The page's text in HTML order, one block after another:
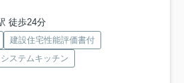
徒歩24分
建設住宅性能評価書付
システムキッチン